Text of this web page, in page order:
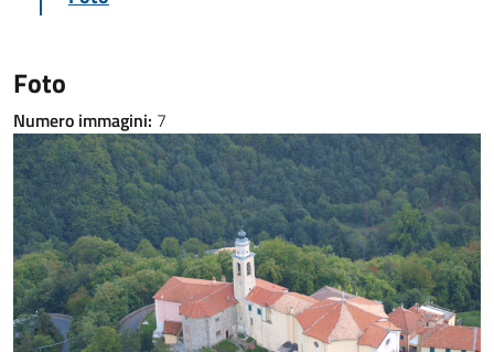
Foto
Numero immagini: 7